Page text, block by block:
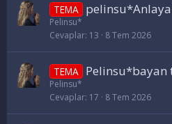
TEMA
Pelinsu*
Cevaplar 13 8 Tem 2026
TEMA Pelinsu*bayan
Pelinsu*
Cevaplar 17 8 Tem 2026